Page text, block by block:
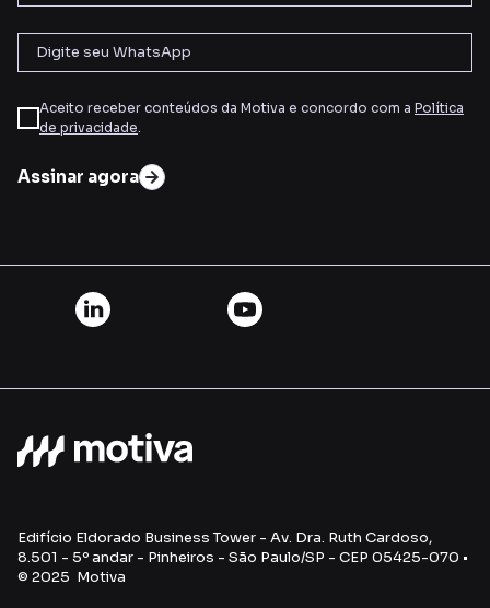
Aceito receber conteúdos da Motiva e concordo com a Política
de privacidade.
Assinar agora
Edifício Eldorado Business Tower - Av. Dra. Ruth Cardoso,
8.501 - 5º andar - Pinheiros - São Paulo/SP - CEP 05425-070 •
© 2025 Motiva